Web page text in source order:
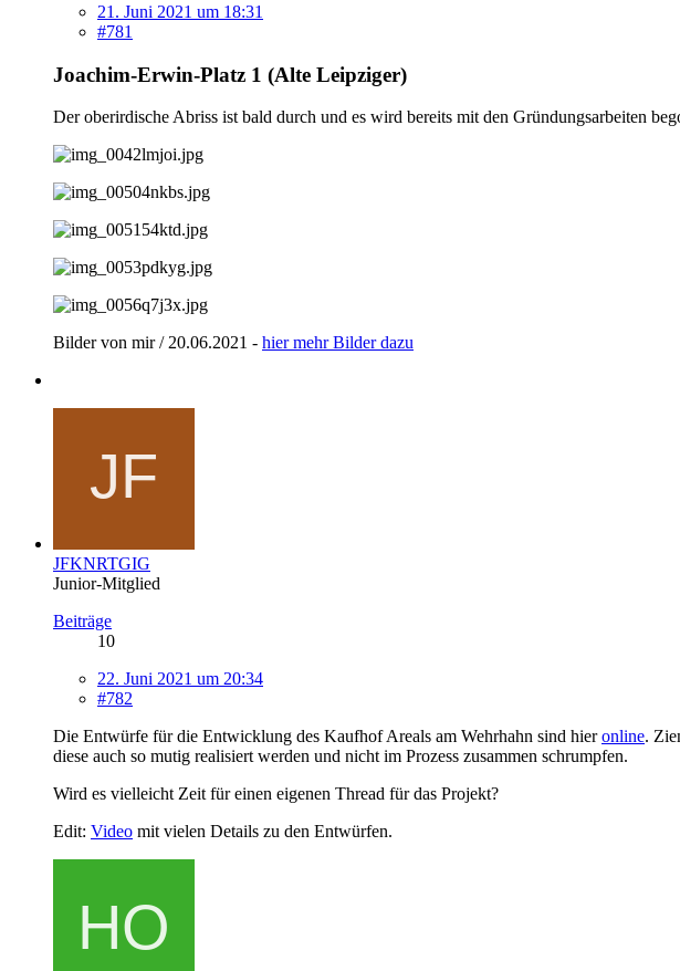
21. Juni 2021 um 18:31
#781
Joachim-Erwin-Platz 1 (Alte Leipziger)
Der oberirdische Abriss ist bald durch und es wird bereits mit den Gründungsarbeiten
Bilder von mir / 20.06.2021 - hier mehr Bilder dazu
JFKNRTGIG
Junior-Mitglied
Beiträge
10
22. Juni 2021 um 20:34
#782
Die Entwürfe für die Entwicklung des Kaufhof Areals am Wehrhahn sind hieronline.
diese auch so mutig realisiert werden und nicht im Prozess zusammen schrumpfen.
Wird es vielleicht Zeit für einen eigenen Thread für das Projekt?
Edit: Video mit vielen Details zu den Entwürfen.